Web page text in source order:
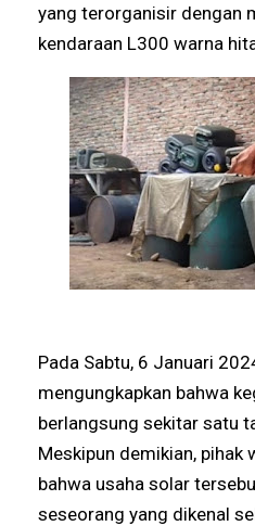
yang terorganisir dengan
kendaraan L300 warna
Pada Sabtu, 6 Januari
mengungkapkan bahwa
berlangsung sekitar satu
Meskipun demikian, pihak
bahwa usaha solar
seseorang yang dikenal